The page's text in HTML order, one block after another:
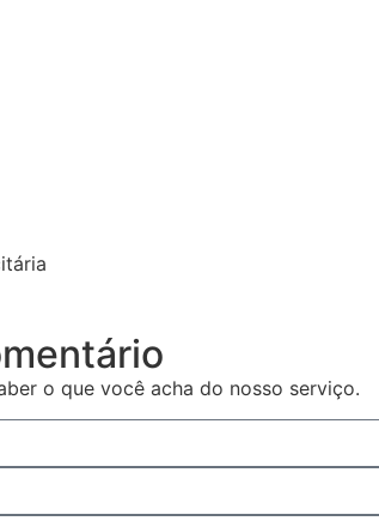
o que você acha do nosso serviço.